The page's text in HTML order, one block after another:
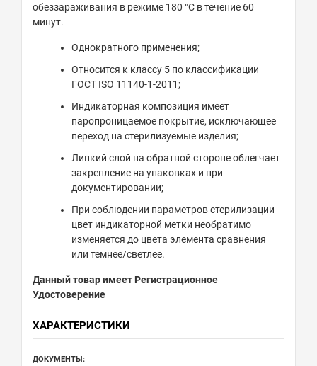
обеззараживания в режиме 180 °С в течение 60
минут.
Однократного применения;
Относится к классу 5 по классификации
ГОСТ ISO 11140-1-2011;
Индикаторная композиция имеет
паропроницаемое покрытие, исключающее
переход на стерилизуемые изделия;
Липкий слой на обратной стороне облегчает
закрепление на упаковках и при
документировании;
При соблюдении параметров стерилизации
цвет индикаторной метки необратимо
изменяется до цвета элемента сравнения
или темнее/светлее.
Данный товар имеет Регистрационное
Удостоверение
ХАРАКТЕРИСТИКИ
ДОКУМЕНТЫ: